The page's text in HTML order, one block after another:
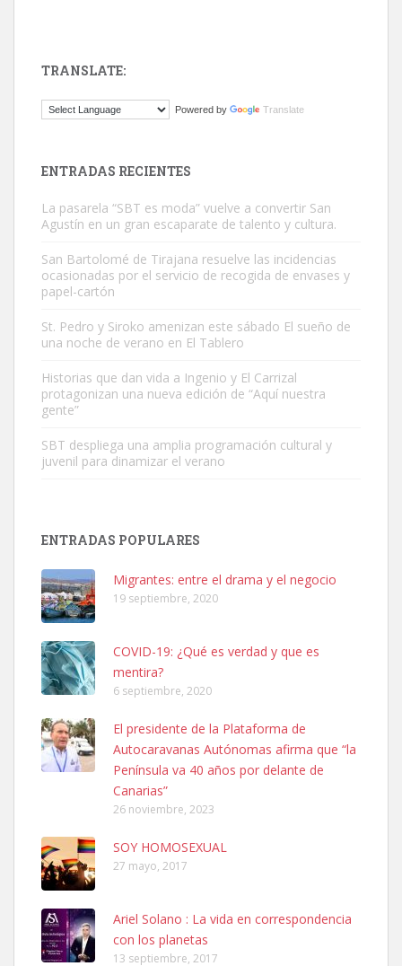
El ayuntamiento se va a llevar a Los Gatos callejeros de la zona los
Gato manso encontrado
Este gato macho ha aparecido en la calle hace menos de un mes,
es muy manso y extremadamente cari...
Leales.org » Gran Canaria
SHIBA PERDIDO AVDA JOSE MESA Y LOPEZ
PERRO MACHO RAZA SHIBA CON MICROCHIP PERDIDO HOY
06/07/2025 ZONA MESA Y LOPEZ. ES MUY ASUSTADIZO
Leales.org » Gran Canaria
6.7.2025
Ninfa perdida
El día 5 se los perdió una ninfa papillera, asustada tiene miedo a la
TRANSLATE:
Powered by Translate
ENTRADAS RECIENTES
La pasarela “SBT es moda” vuelve a convertir San
Agustín en un gran escaparate de talento y cultura.
San Bartolomé de Tirajana resuelve las incidencias
ocasionadas por el servicio de recogida de envases y
papel-cartón
St. Pedro y Siroko amenizan este sábado El sueño de
una noche de verano en El Tablero
Historias que dan vida a Ingenio y El Carrizal
protagonizan una nueva edición de “Aquí nuestra
gente”
SBT despliega una amplia programación cultural y
juvenil para dinamizar el verano
ENTRADAS POPULARES
Migrantes: entre el drama y el negocio
19 septiembre, 2020
COVID-19: ¿Qué es verdad y que es
mentira?
6 septiembre, 2020
El presidente de la Plataforma de
Autocaravanas Autónomas afirma que “la
Península va 40 años por delante de
Canarias”
26 noviembre, 2023
SOY HOMOSEXUAL
27 mayo, 2017
Ariel Solano : La vida en correspondencia
con los planetas
13 septiembre, 2017